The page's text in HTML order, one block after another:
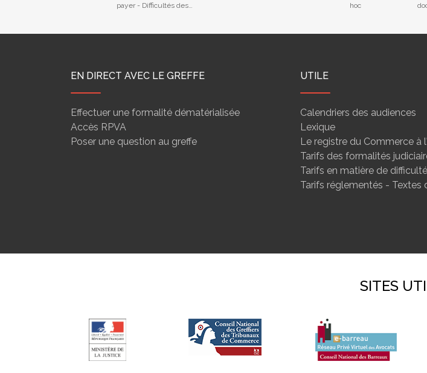
payer - Difficultés des
hoc
EN DIRECT AVEC LE GREFFE
Effectuer une formalité dématérialisée
Accès RPVA
Poser une question au greffe
UTILE
Calendriers des audiences
Lexique
Le registre du Commerce à
Tarifs des formalités
Tarifs en matière de
Tarifs réglementés - Textes
SITES